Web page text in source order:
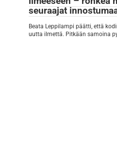
seuraajat
Beata Leppilampi päätti, että
uutta ilmettä. Pitkään samoina